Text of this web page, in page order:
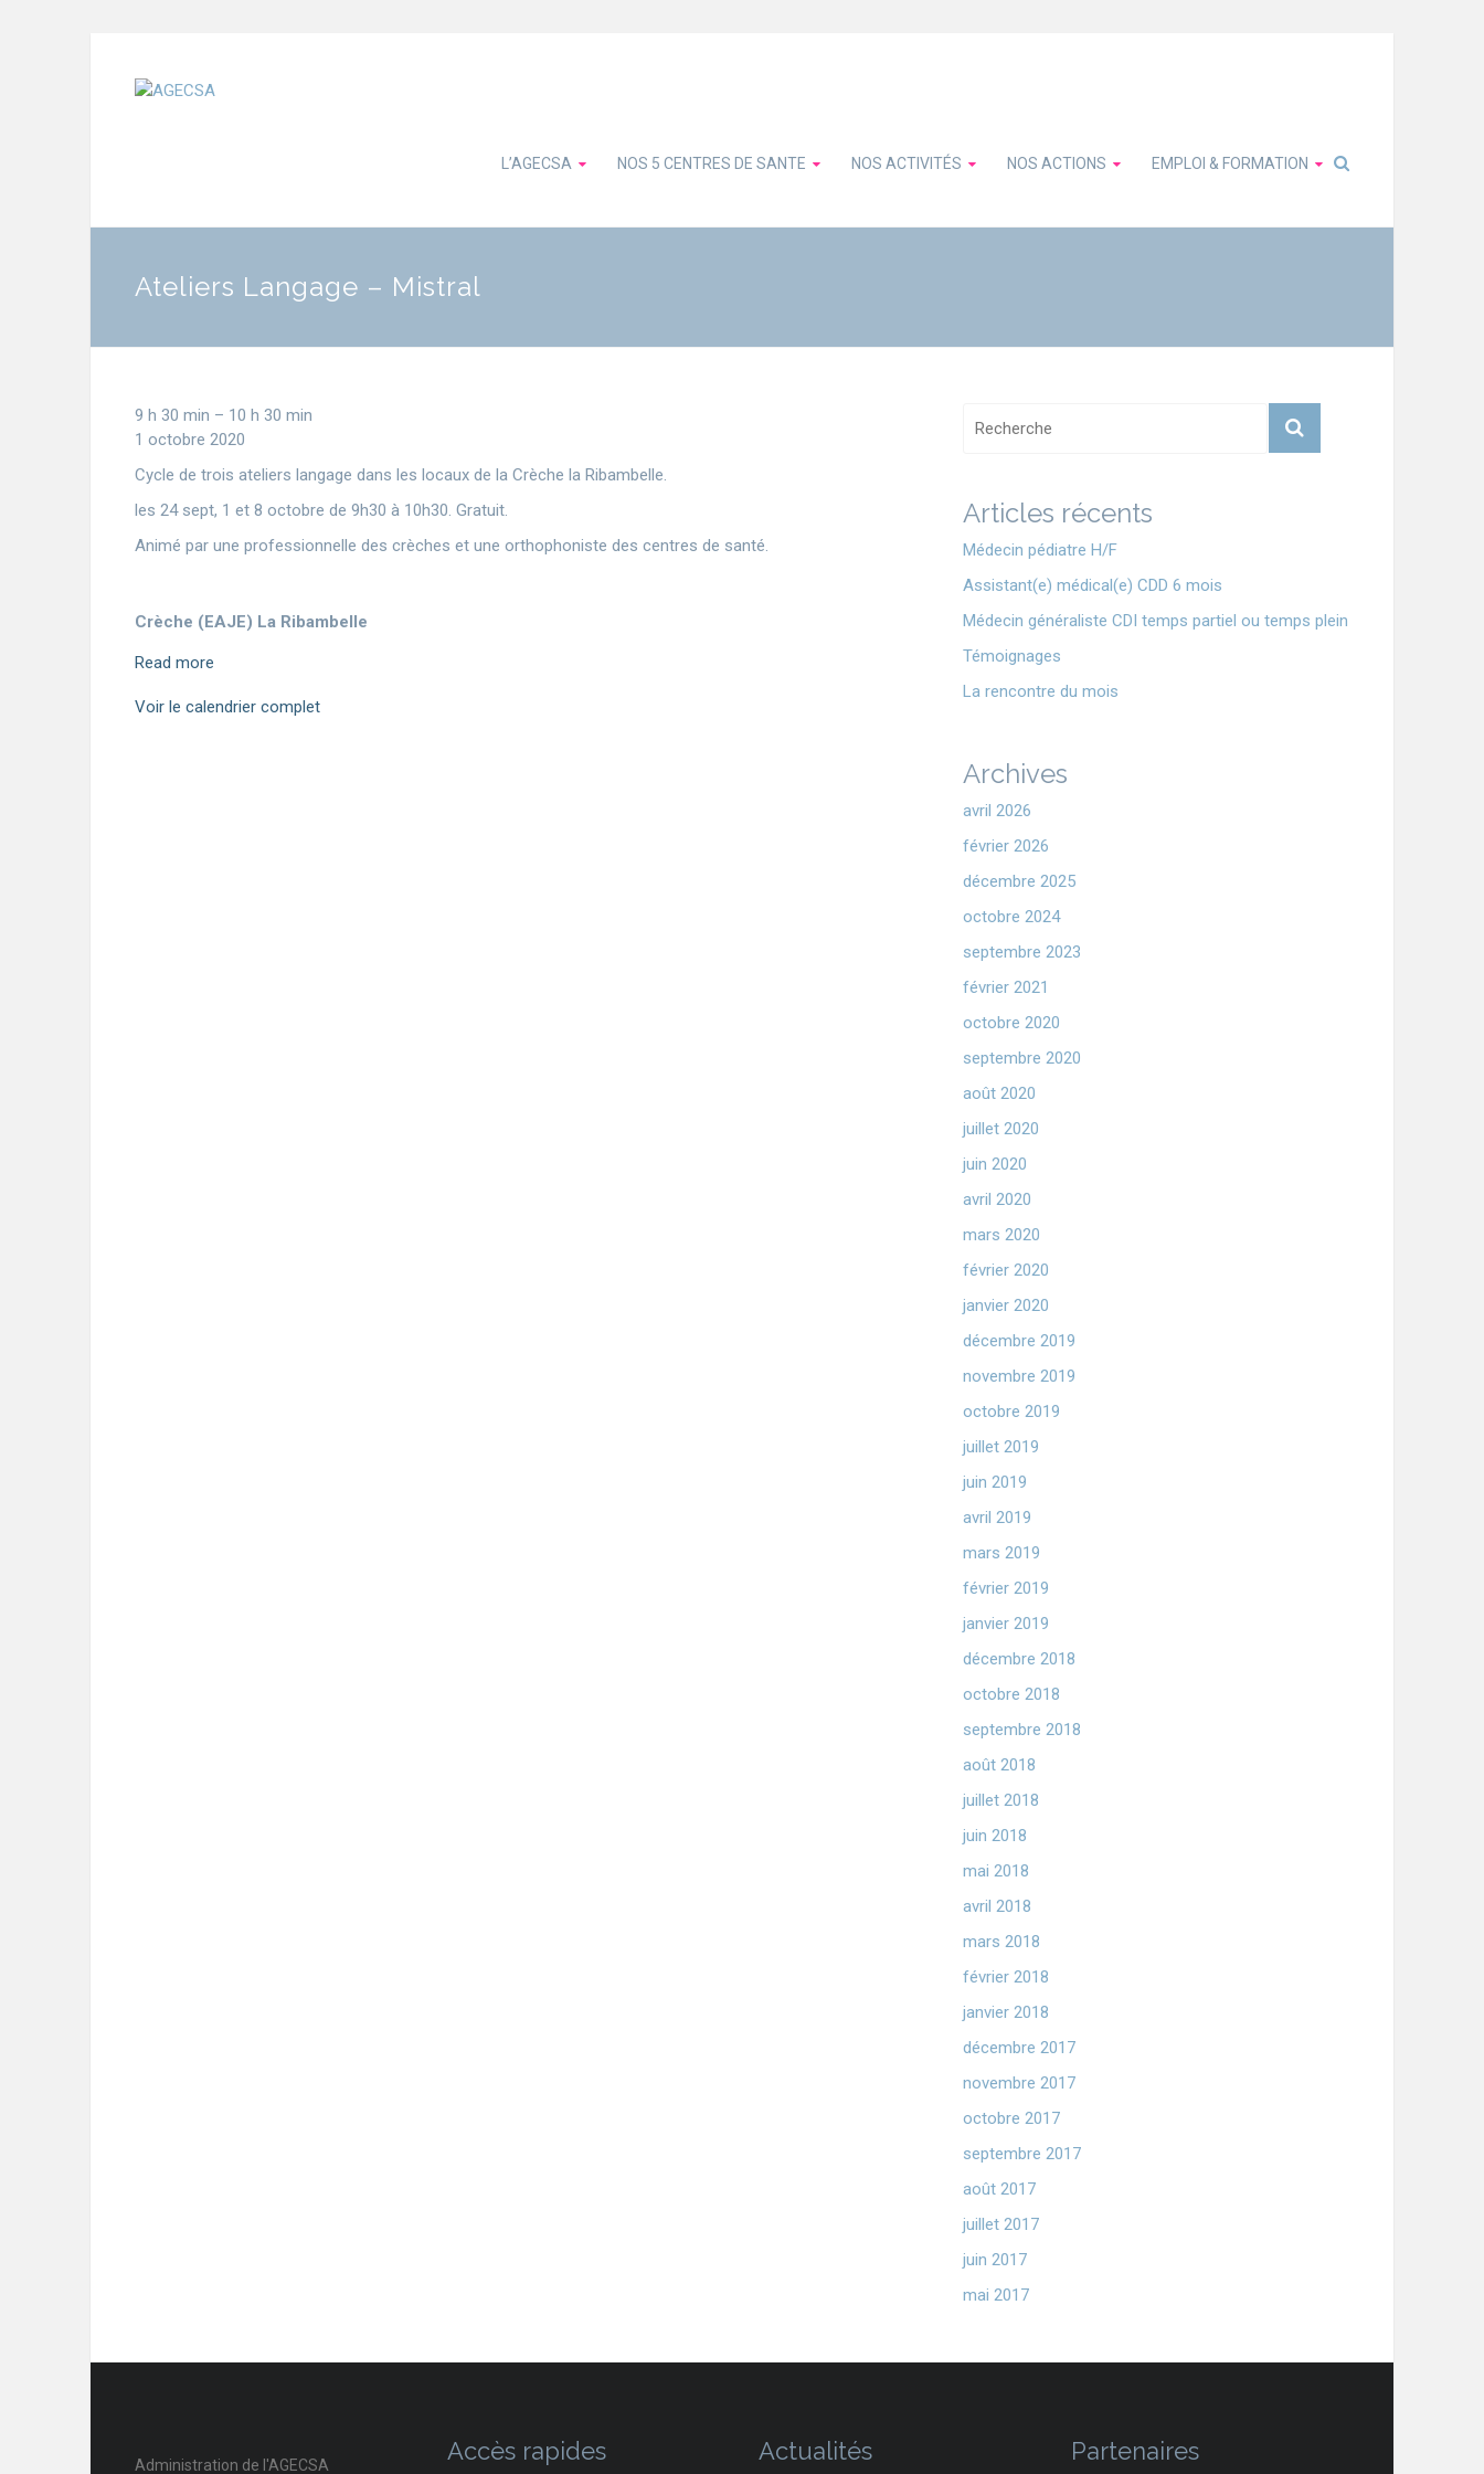
L’AGECSA NOS 5 CENTRES DE SANTE NOS ACTIVITÉS NOS ACTIONS EMPLOI & FORMATION
Ateliers Langage – Mistral
9 h 30 min – 10 h 30 min
1 octobre 2020
Cycle de trois ateliers langage dans les locaux de la Crèche la Ribambelle.
les 24 sept, 1 et 8 octobre de 9h30 à 10h30. Gratuit.
Animé par une professionnelle des crèches et une orthophoniste des centres de santé.
Crèche (EAJE) La Ribambelle
Read more
Voir le calendrier complet
Articles récents
Médecin pédiatre H/F
Assistant(e) médical(e) CDD 6 mois
Médecin généraliste CDI temps partiel ou temps plein
Témoignages
La rencontre du mois
Archives
avril 2026
février 2026
décembre 2025
octobre 2024
septembre 2023
février 2021
octobre 2020
septembre 2020
août 2020
juillet 2020
juin 2020
avril 2020
mars 2020
février 2020
janvier 2020
décembre 2019
novembre 2019
octobre 2019
juillet 2019
juin 2019
avril 2019
mars 2019
février 2019
janvier 2019
décembre 2018
octobre 2018
septembre 2018
août 2018
juillet 2018
juin 2018
mai 2018
avril 2018
mars 2018
février 2018
janvier 2018
décembre 2017
novembre 2017
octobre 2017
septembre 2017
août 2017
juillet 2017
juin 2017
mai 2017
Administration de l'AGECSA Accès rapides Actualités Partenaires